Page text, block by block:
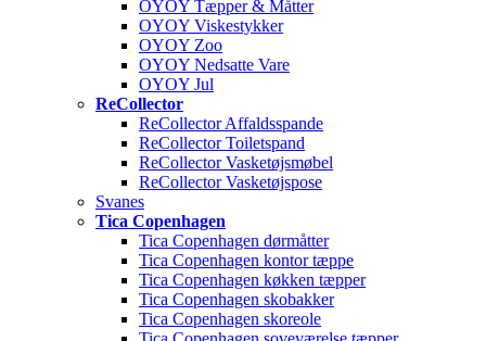
OYOY Tæpper & Måtter
OYOY Viskestykker
OYOY Zoo
OYOY Nedsatte Vare
OYOY Jul
ReCollector
ReCollector Affaldsspande
ReCollector Toiletspand
ReCollector Vasketøjsmøbel
ReCollector Vasketøjspose
Svanes
Tica Copenhagen
Tica Copenhagen dørmåtter
Tica Copenhagen kontor tæppe
Tica Copenhagen køkken tæpper
Tica Copenhagen skobakker
Tica Copenhagen skoreole